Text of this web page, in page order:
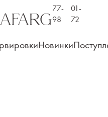
77-
98
01-
72
Новинки